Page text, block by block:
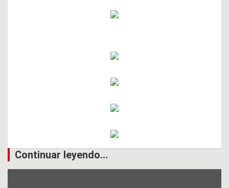
Continuar leyendo...